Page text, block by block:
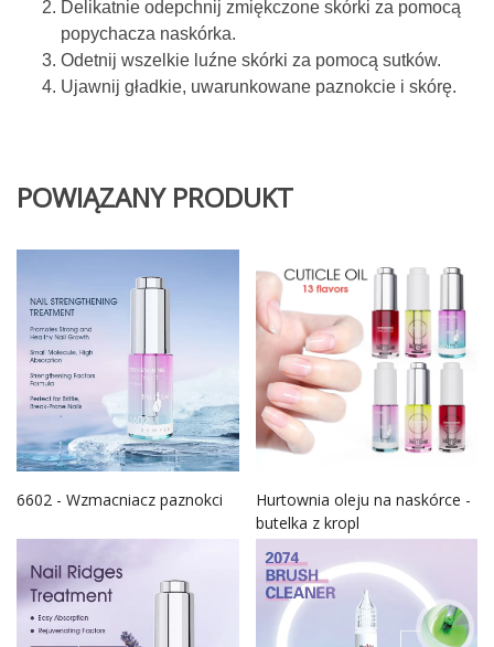
Delikatnie odepchnij zmiękczone skórki za pomocą
popychacza naskórka.
Odetnij wszelkie luźne skórki za pomocą sutków.
Ujawnij gładkie, uwarunkowane paznokcie i skórę.
POWIĄZANY PRODUKT
6602 - Wzmacniacz paznokci
Hurtownia oleju na naskórce -
butelka z kropl